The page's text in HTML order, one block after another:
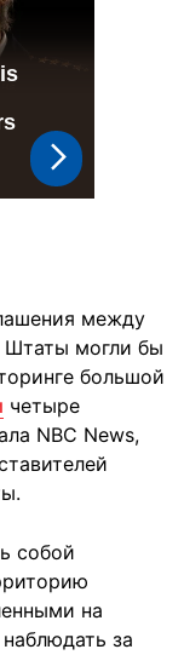
между
Штаты могли бы
большой
четыре
NBC News,
собой
на
за